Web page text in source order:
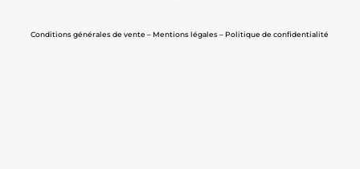
Conditions générales de vente – Mentions légales – Politique de confidentialité